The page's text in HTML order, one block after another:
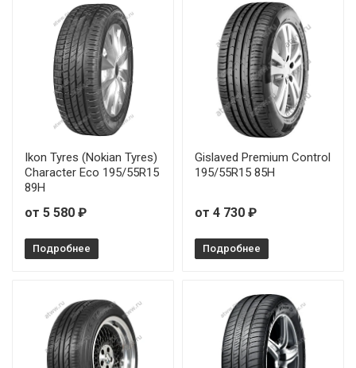
Ikon Tyres (Nokian Tyres)
Character Eco 195/55R15
89H
от 5 580 ₽
Подробнее
Gislaved Premium Control
195/55R15 85H
от 4 730 ₽
Подробнее